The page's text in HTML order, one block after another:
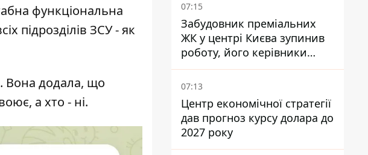
функціональна
підрозділів ЗСУ - як
Вона додала, що
а хто - ні.
07:15
Забудовник преміальних
ЖК у центрі Києва зупинив
роботу, його керівники
втекли з України - Bihus.info
07:13
Центр економічної стратегії
дав прогноз курсу долара до
2027 року